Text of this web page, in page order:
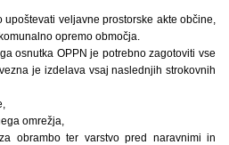
veljavne prostorske akte občine,
opremo območja.
osnutka OPPN je potrebno zagotoviti vse
je izdelava vsaj naslednjih strokovnih
omrežja,
obrambo ter varstvo pred naravnimi in